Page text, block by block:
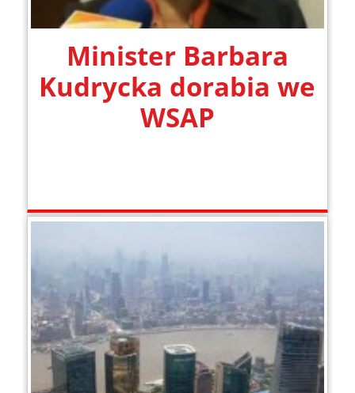
Minister Barbara
Kudrycka dorabia we
WSAP